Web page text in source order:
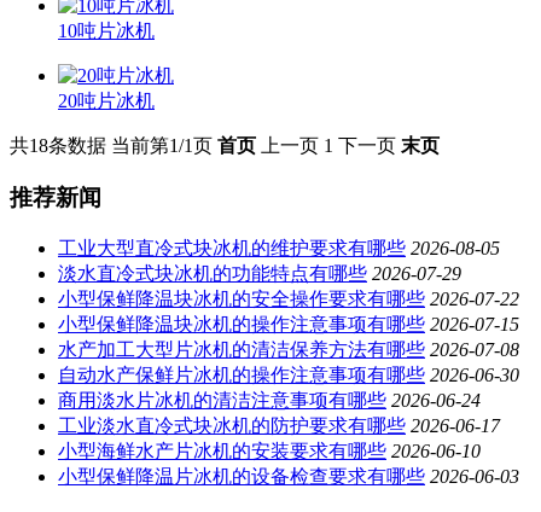
10吨片冰机
20吨片冰机
共18条数据 当前第1/1页 首页 上一页 1 下一页 末页
推荐新闻
工业大型直冷式块冰机的维护要求有哪些 2026-08-05
淡水直冷式块冰机的功能特点有哪些 2026-07-29
小型保鲜降温块冰机的安全操作要求有哪些 2026-07-22
小型保鲜降温块冰机的操作注意事项有哪些 2026-07-15
水产加工大型片冰机的清洁保养方法有哪些 2026-07-08
自动水产保鲜片冰机的操作注意事项有哪些 2026-06-30
商用淡水片冰机的清洁注意事项有哪些 2026-06-24
工业淡水直冷式块冰机的防护要求有哪些 2026-06-17
小型海鲜水产片冰机的安装要求有哪些 2026-06-10
小型保鲜降温片冰机的设备检查要求有哪些 2026-06-03